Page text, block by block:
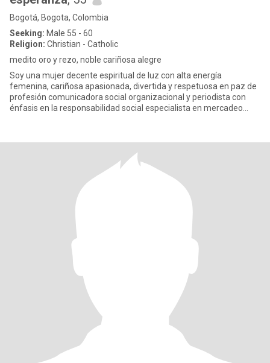
Bogotá, Bogota, Colombia
Seeking: Male 55 - 60
Religion: Christian - Catholic
medito oro y rezo, noble cariñosa alegre
Soy una mujer decente espiritual de luz con alta energía
femenina, cariñosa apasionada, divertida y respetuosa en paz de
profesión comunicadora social organizacional y periodista con
énfasis en la responsabilidad social especialista en mercadeo